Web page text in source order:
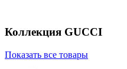
Коллекция GUCCI
Показать все товары